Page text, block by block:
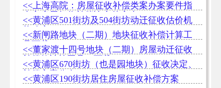
<<上海高院：房屋征收补偿类案办案要件指
南之房屋征收补偿决定的审查
<<黄浦区501街坊及504街坊动迁征收估价机
构确定
<<新闸路地块（二期）地块征收补偿计算工
具下载
<<董家渡十四号地块（二期）房屋动迁征收
补偿款计算工具（下载）
<<黄浦区670街坊（也是园地块）征收决定、
补偿方案公布
<<黄浦区190街坊居住房屋征收补偿方案